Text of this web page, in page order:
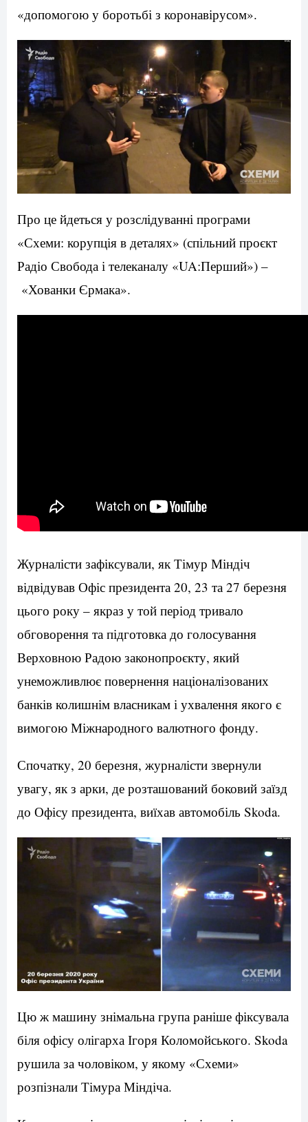
«допомогою у боротьбі з коронавірусом».
Про це йдеться у розслідуванні програми
«Схеми: корупція в деталях» (спільний проєкт
Радіо Свобода і телеканалу «UA:Перший») –
«Хованки Єрмака».
Журналісти зафіксували, як Тімур Міндіч
відвідував Офіс президента 20, 23 та 27 березня
цього року – якраз у той період тривало
обговорення та підготовка до голосування
Верховною Радою законопроєкту, який
унеможливлює повернення націоналізованих
банків колишнім власникам і ухвалення якого є
вимогою Міжнародного валютного фонду.
Спочатку, 20 березня, журналісти звернули
увагу, як з арки, де розташований боковий заїзд
до Офісу президента, виїхав автомобіль Skoda.
Цю ж машину знімальна група раніше фіксувала
біля офісу олігарха Ігоря Коломойського. Skoda
рушила за чоловіком, у якому «Схеми»
розпізнали Тімура Міндіча.